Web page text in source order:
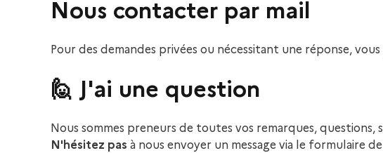
Nous contacter par mail
Pour des demandes privées ou nécessitant une réponse,
🙋 J'ai une question
Nous sommes preneurs de toutes vos remarques, questions,
N'hésitez pas à nous envoyer un message via le formulaire